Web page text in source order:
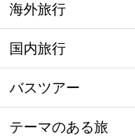
海外旅行
国内旅行
バスツアー
テーマのある旅